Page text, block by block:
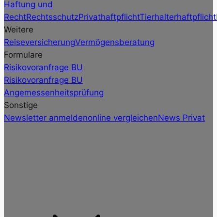
Haftung und
RechtRechtsschutzPrivathaftpflichtTierhalterhaftpflicht
Weitere
ReiseversicherungVermögensberatung
Formulare
Risikovoranfrage BU
Risikovoranfrage BU
Angemessenheitsprüfung
Sonstige
Newsletter anmeldenonline vergleichenNews Privat